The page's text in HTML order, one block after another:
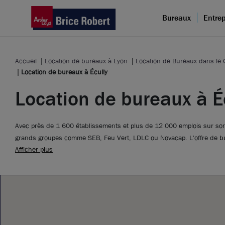
Bureaux
Accueil Location de bureaux à Lyon
Location de Bureaux dans le
Location de bureaux à Écully
Location de bureaux à
Avec près de 1 600 établissements et plus de 12 000 emplois sur
grands groupes comme SEB, Feu Vert, LDLC ou Novacap. L'offre de
concentre principalement sur la Techlid, premier pôle tertiaire du
accompagne pour identifier les surfaces adaptées à vos besoins.
Afficher plus